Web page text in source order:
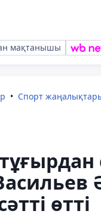
мақтанышы
Спорт
өтті